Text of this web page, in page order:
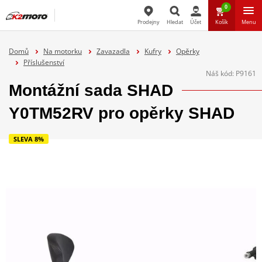
Prodejny Hledat Účet
0
Košík Menu
Domů Na motorku Zavazadla Kufry
Opěrky
Příslušenství
Náš kód: P9161
Montážní sada SHAD
Y0TM52RV pro opěrky SHAD
SLEVA 8%